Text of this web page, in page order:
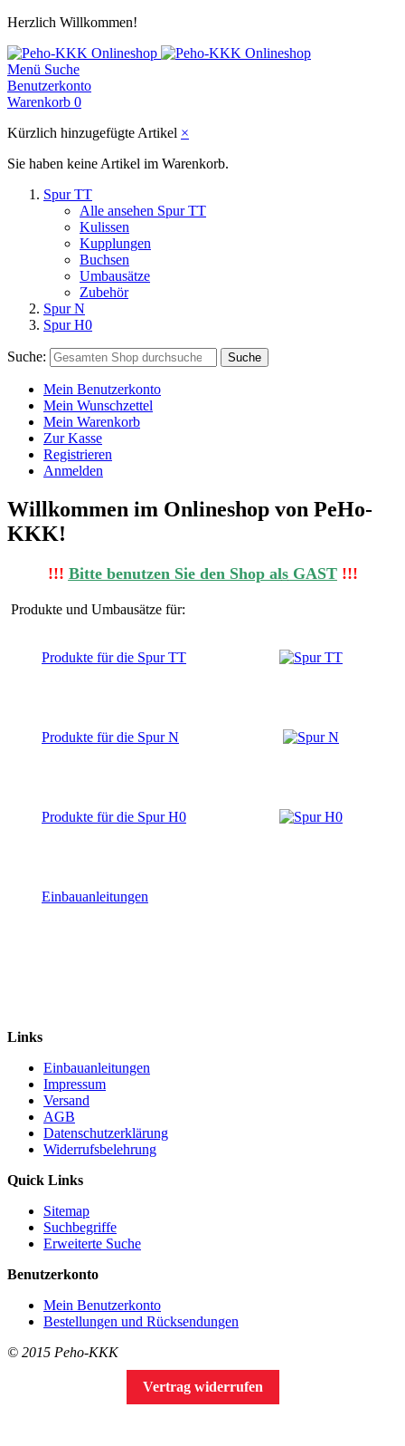
Herzlich Willkommen!
Menü Suche
Benutzerkonto
Warenkorb 0
Kürzlich hinzugefügte Artikel ×
Sie haben keine Artikel im Warenkorb.
Spur TT
Alle ansehen Spur TT
Kulissen
Kupplungen
Buchsen
Umbausätze
Zubehör
Spur N
Spur H0
Suche: Suche
Mein Benutzerkonto
Mein Wunschzettel
Mein Warenkorb
Zur Kasse
Registrieren
Anmelden
Willkommen im Onlineshop von PeHo-
KKK!
!!! Bitte benutzen Sie den Shop alsGAST!!!
Produkte und Umbausätze für:
Produkte für die Spur TT
Produkte für die Spur N
Produkte für die Spur H0
Einbauanleitungen
Links
Einbauanleitungen
Impressum
Versand
AGB
Datenschutzerklärung
Widerrufsbelehrung
Quick Links
Sitemap
Suchbegriffe
Erweiterte Suche
Benutzerkonto
Mein Benutzerkonto
Bestellungen und Rücksendungen
© 2015 Peho-KKK
Vertrag widerrufen